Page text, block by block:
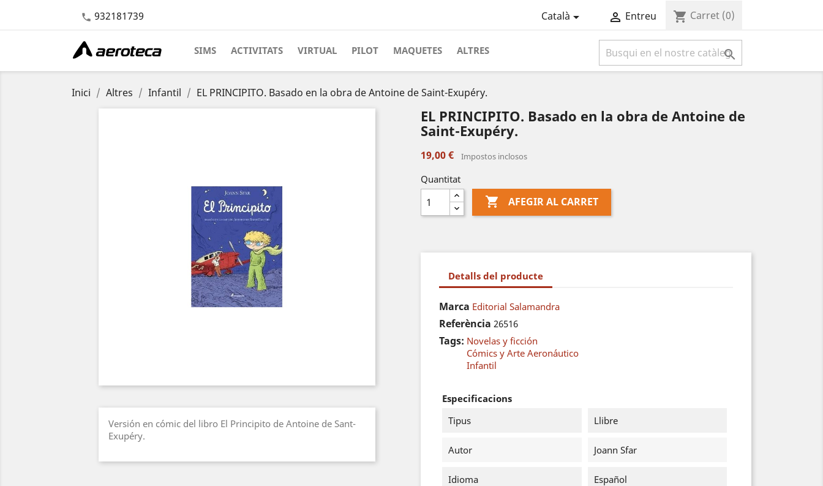
 932181739 Català  Entreu shopping_cart Carret (0)
SIMS ACTIVITATS VIRTUAL PILOT MAQUETES ALTRES 
Inici Altres Infantil EL PRINCIPITO. Basado en la obra de Antoine de Saint-Exupéry.
Versión en cómic del libro El Principito de Antoine de Sant-
Exupéry.
EL PRINCIPITO. Basado en la obra de Antoine de
Saint-Exupéry.
19,00 € Impostos inclosos
Quantitat
 AFEGIR AL CARRET
Detalls del producte
Marca Editorial Salamandra
Referència 26516
Tags: Novelas y ficción
Cómics y Arte Aeronáutico
Infantil
Especificacions
Tipus
Llibre
Autor Joann Sfar
Idioma Español